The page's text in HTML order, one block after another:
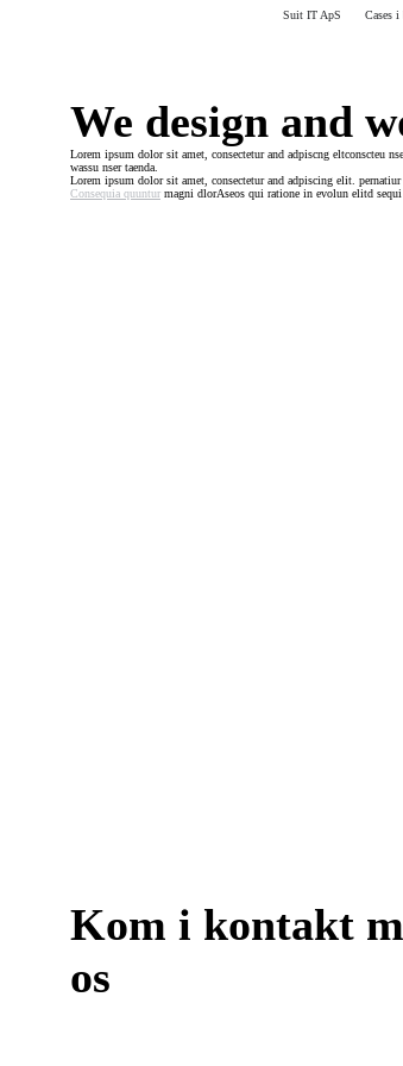
Suit IT ApS Cases i
We design and
Lorem ipsum dolor sit amet, consectetur and adpiscng eltconscteu
wassu nser taenda.
Lorem ipsum dolor sit amet, consectetur and adpiscing elit.
Consequia quuntur magni dlorAseos qui ratione in evolun elitd
Kom i kontakt
os